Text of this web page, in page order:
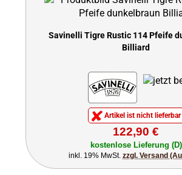
Savinelli Tigre Rustic 114 Pfeife
Billiard
Artikel ist nicht lieferbar
122,90 €
kostenlose Lieferung (D)
inkl. 19% MwSt. zzgl. Versand